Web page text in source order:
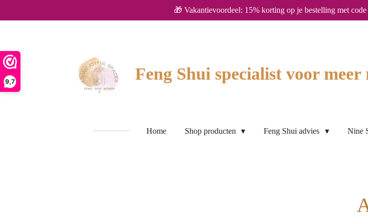
9,7
direct
hoofdinhoud
🎁 Vakantievoordeel: 15% korting op je bestelling met
Feng Shui specialist voor
Home Shop producten Feng Shui advies Nine